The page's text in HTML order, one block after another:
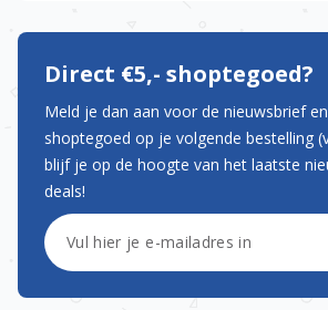
Direct €5,- shoptegoed?
Meld je dan aan voor de nieuwsbrief
shoptegoed op je volgende bestelling
blijf je op de hoogte van het laatste
deals!
E-mailadres